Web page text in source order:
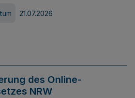
21.07.2026
des Online-
NRW